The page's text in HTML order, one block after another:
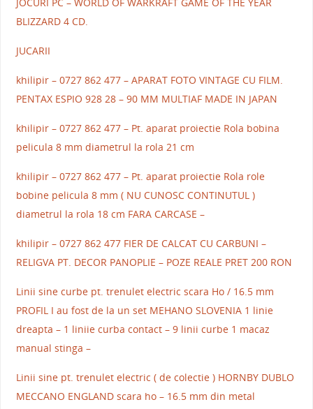
JOCURI PC – WORLD OF WARKRAFT GAME OF THE YEAR
BLIZZARD 4 CD.
JUCARII
khilipir – 0727 862 477 – APARAT FOTO VINTAGE CU FILM.
PENTAX ESPIO 928 28 – 90 MM MULTIAF MADE IN JAPAN
khilipir – 0727 862 477 – Pt. aparat proiectie Rola bobina
pelicula 8 mm diametrul la rola 21 cm
khilipir – 0727 862 477 – Pt. aparat proiectie Rola role
bobine pelicula 8 mm ( NU CUNOSC CONTINUTUL )
diametrul la rola 18 cm FARA CARCASE –
khilipir – 0727 862 477 FIER DE CALCAT CU CARBUNI –
RELIGVA PT. DECOR PANOPLIE – POZE REALE PRET 200 RON
Linii sine curbe pt. trenulet electric scara Ho / 16.5 mm
PROFIL I au fost de la un set MEHANO SLOVENIA 1 linie
dreapta – 1 liniie curba contact – 9 linii curbe 1 macaz
manual stinga –
Linii sine pt. trenulet electric ( de colectie ) HORNBY DUBLO
MECCANO ENGLAND scara ho – 16.5 mm din metal